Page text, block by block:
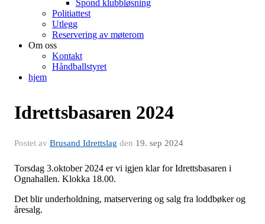
Spond klubbløsning
Politiattest
Utlegg
Reservering av møterom
Om oss
Kontakt
Håndballstyret
hjem
Idrettsbasaren 2024
Postet av Brusand Idrettslag den 19. sep 2024
Torsdag 3.oktober 2024 er vi igjen klar for Idrettsbasaren i
Ognahallen. Klokka 18.00.
Det blir underholdning, matservering og salg fra loddbøker og
åresalg.